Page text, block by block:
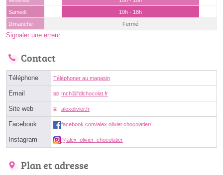
Samedi
10h - 18h
Dimanche
Fermé
Signaler une erreur
Contact
Téléphone Téléphoner au magasin
Email mchⓐfdlchocolat.fr
Site web alexolivier.fr
Facebook facebook.com/alex.olivier.chocolatier/
Instagram @alex_olivier_chocolatier
Plan et adresse